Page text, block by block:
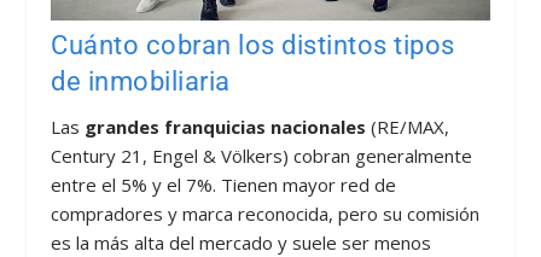
Cuánto cobran los distintos tipos
de inmobiliaria
Las grandes franquicias nacionales (RE/MAX,
Century 21, Engel & Völkers) cobran generalmente
entre el 5% y el 7%. Tienen mayor red de
compradores y marca reconocida, pero su comisión
es la más alta del mercado y suele ser menos